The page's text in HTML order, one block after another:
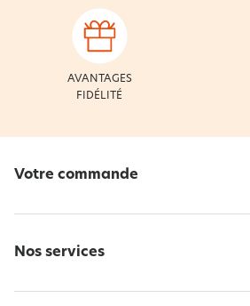
AVANTAGES
FIDÉLITÉ
Votre commande
Nos services